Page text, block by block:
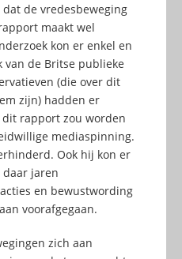
de vredesbeweging
maakt wel
kon er enkel en
de Britse publieke
(die over dit
zijn) hadden er
rapport zou worden
mediaspinning.
Ook hij kon er
jaren
en bewustwording
voorafgegaan.
zich aan